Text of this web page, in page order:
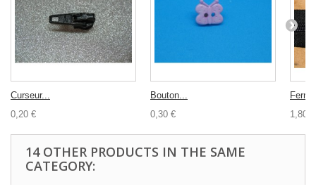
Curseur...
0,20 €
Bouton...
0,30 €
1,80 €
14 OTHER PRODUCTS IN THE SAME
CATEGORY: